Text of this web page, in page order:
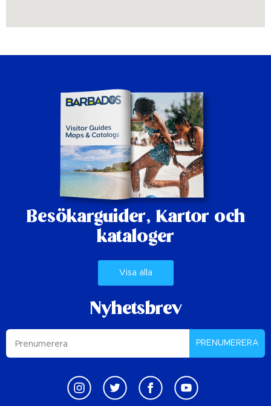
Besökarguider, Kartor och
kataloger
Visa alla
Nyhetsbrev
PRENUMERERA